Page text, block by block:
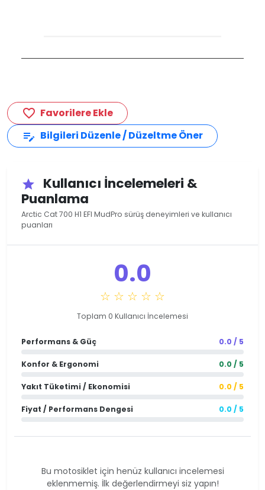
favorite_border Favorilere Ekle
edit_note Bilgileri Düzenle / Düzeltme Öner
star
Kullanıcı İncelemeleri &
Puanlama
Arctic Cat 700 H1 EFI MudPro sürüş deneyimleri ve kullanıcı
puanları
0.0
☆ ☆ ☆ ☆ ☆
Toplam 0 Kullanıcı İncelemesi
Performans & Güç 0.0 / 5
Konfor & Ergonomi 0.0 / 5
Yakıt Tüketimi / Ekonomisi 0.0 / 5
Fiyat / Performans Dengesi 0.0 / 5
Bu motosiklet için henüz kullanıcı incelemesi
eklenmemiş. İlk değerlendirmeyi siz yapın!